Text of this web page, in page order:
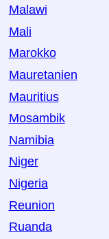
Malawi
Mali
Marokko
Mauretanien
Mauritius
Mosambik
Namibia
Niger
Nigeria
Reunion
Ruanda